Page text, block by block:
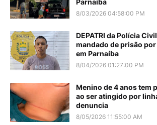
8/03/2026 04:58:00 PM
DEPATRI da Polícia
mandado de prisão
em Parnaíba
8/04/2026 01:27:00 PM
Menino de 4 anos tem
ao ser atingido por
denuncia
8/05/2026 11:55:00 AM